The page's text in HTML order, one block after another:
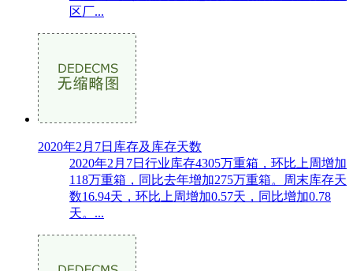
区厂...
2020年2月7日库存及库存天数
2020年2月7日行业库存4305万重箱，环比上周增加
118万重箱，同比去年增加275万重箱。周末库存天
数16.94天，环比上周增加0.57天，同比增加0.78
天。...